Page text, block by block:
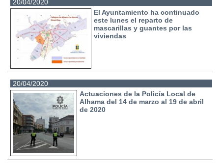
20/04/2020
El Ayuntamiento ha continuado
este lunes el reparto de
mascarillas y guantes por las
viviendas
20/04/2020
Actuaciones de la Policía Local de
Alhama del 14 de marzo al 19 de abril
de 2020